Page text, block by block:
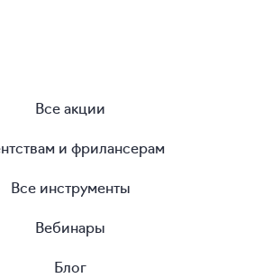
Все акции
и фрилансерам
Все инструменты
Вебинары
Блог